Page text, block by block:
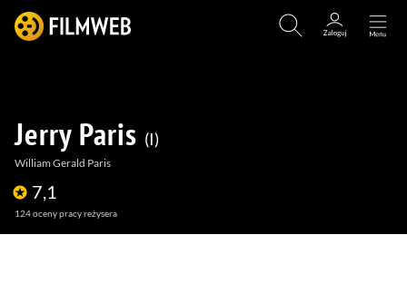
Jerry Paris I
William Gerald Paris
7,1
124oceny pracy reżysera